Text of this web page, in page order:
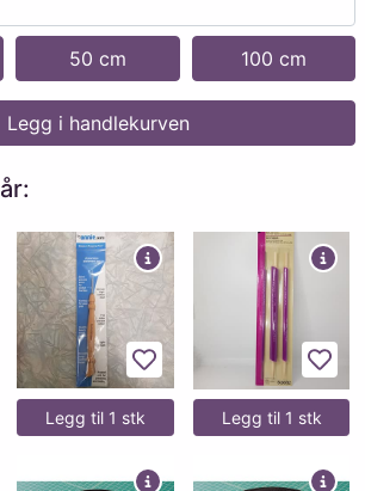
50 cm 100 cm
Legg i handlekurven
til favoritter Legg til favoritter
Legg til 1 stk Legg til 1 stk